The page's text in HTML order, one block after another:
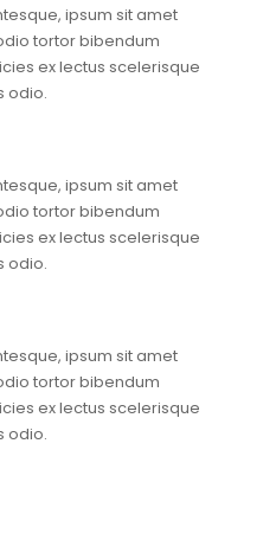
ipsum sit amet
tortor bibendum
ex lectus scelerisque
odio.
ipsum sit amet
tortor bibendum
ex lectus scelerisque
odio.
ipsum sit amet
tortor bibendum
ex lectus scelerisque
odio.